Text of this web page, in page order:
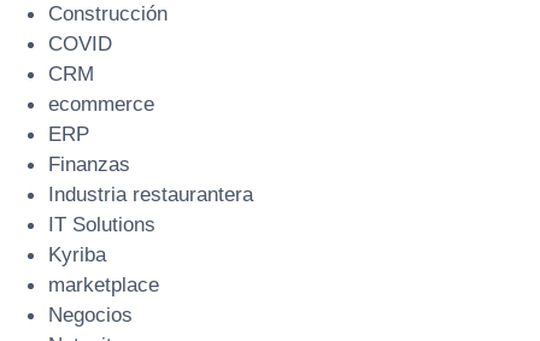
Construcción
COVID
CRM
ecommerce
ERP
Finanzas
Industria restaurantera
IT Solutions
Kyriba
marketplace
Negocios